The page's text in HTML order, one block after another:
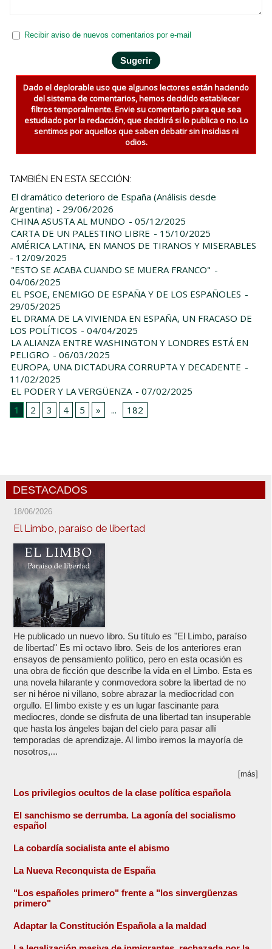
Recibir aviso de nuevos comentarios por e-mail
Dado el deplorable uso que algunos lectores están haciendo
del sistema de comentarios, hemos decidido establecer
filtros temporalmente. Envie su comentario para que sea
estudiado por la redacción, que decidirá si lo publica o no. Lo
sentimos por aquellos que saben debatir sin insidias ni
odios.
TAMBIÉN EN ESTA SECCIÓN:
El dramático deterioro de España (Análisis desde
Argentina) - 29/06/2026
CHINA ASUSTA AL MUNDO - 05/12/2025
CARTA DE UN PALESTINO LIBRE - 15/10/2025
AMÉRICA LATINA, EN MANOS DE TIRANOS Y MISERABLES
- 12/09/2025
"ESTO SE ACABA CUANDO SE MUERA FRANCO" -
04/06/2025
EL PSOE, ENEMIGO DE ESPAÑA Y DE LOS ESPAÑOLES -
29/05/2025
EL DRAMA DE LA VIVIENDA EN ESPAÑA, UN FRACASO DE
LOS POLÍTICOS - 04/04/2025
LA ALIANZA ENTRE WASHINGTON Y LONDRES ESTÁ EN
PELIGRO - 06/03/2025
EUROPA, UNA DICTADURA CORRUPTA Y DECADENTE -
11/02/2025
EL PODER Y LA VERGÜENZA - 07/02/2025
1
2 3 4 5 » ... 182
DESTACADOS
18/06/2026
El Limbo, paraíso de libertad
He publicado un nuevo libro. Su título es "El Limbo, paraíso
de libertad" Es mi octavo libro. Seis de los anteriores eran
ensayos de pensamiento político, pero en esta ocasión es
una obra de ficción que describe la vida en el Limbo. Esta es
una novela hilarante y conmovedora sobre la libertad de no
ser ni héroe ni villano, sobre abrazar la mediocridad con
orgullo. El limbo existe y es un lugar fascinante para
mediocres, donde se disfruta de una libertad tan insuperable
que hasta los ángeles bajan del cielo para pasar allí
temporadas de aprendizaje. Al limbo iremos la mayoría de
nosotros,...
[más]
Los privilegios ocultos de la clase política española
El sanchismo se derrumba. La agonía del socialismo
español
La cobardía socialista ante el abismo
La Nueva Reconquista de España
"Los españoles primero" frente a "los sinvergüenzas
primero"
Adaptar la Constitución Española a la maldad